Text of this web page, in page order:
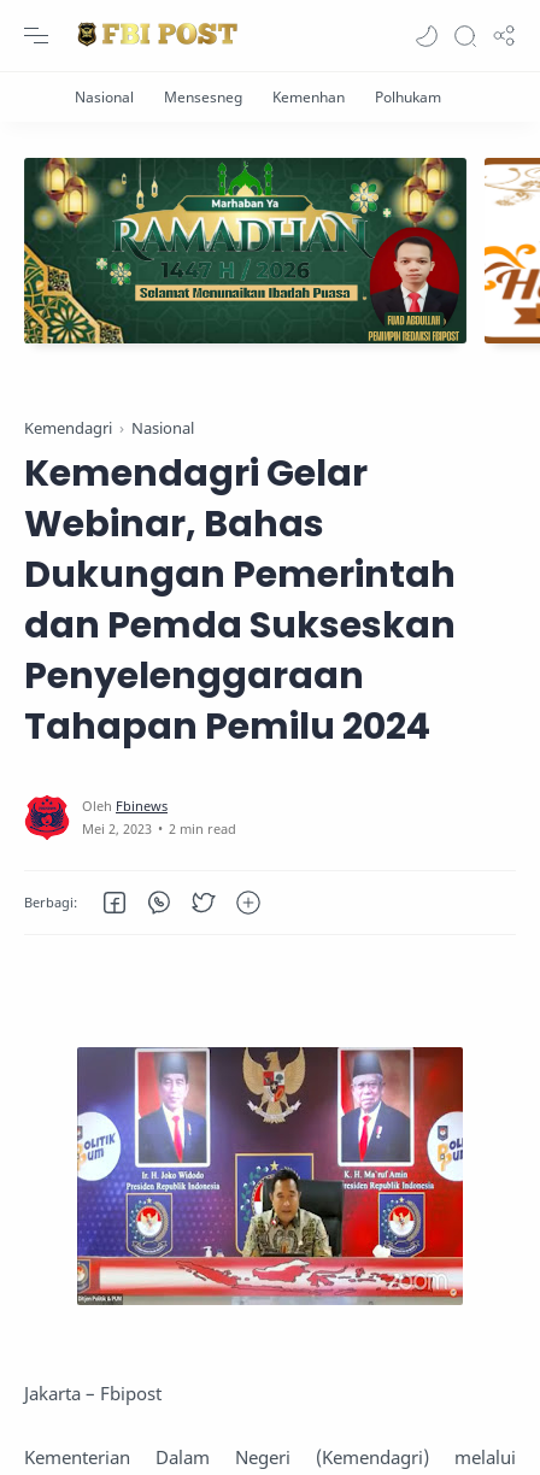
Kemendagri Nasional
Kemendagri Gelar
Webinar, Bahas
Dukungan Pemerintah
dan Pemda Sukseskan
Penyelenggaraan
Tahapan Pemilu 2024
2 min read
Jakarta – Fbipost
Kementerian Dalam Negeri (Kemendagri) melalui